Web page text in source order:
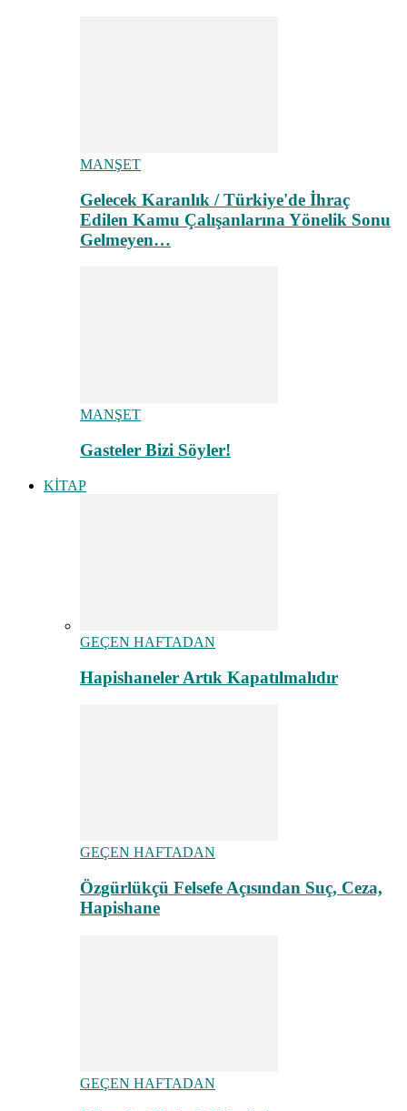
MANŞET
Gelecek Karanlık / Türkiye'de İhraç
Edilen Kamu Çalışanlarına Yönelik Sonu
Gelmeyen…
MANŞET
Gasteler Bizi Söyler!
KİTAP
GEÇEN HAFTADAN
Hapishaneler Artık Kapatılmalıdır
GEÇEN HAFTADAN
Özgürlükçü Felsefe Açısından Suç, Ceza,
Hapishane
GEÇEN HAFTADAN